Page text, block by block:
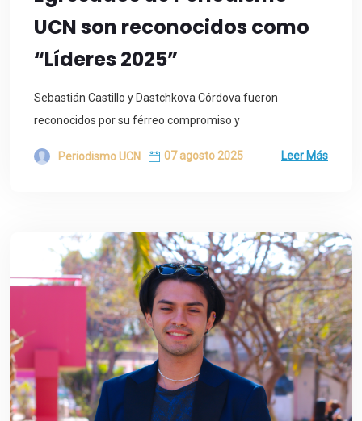
UCN son reconocidos como
“Líderes 2025”
Sebastián Castillo y Dastchkova Córdova fueron
reconocidos por su férreo compromiso y
Periodismo UCN 07 agosto 2025 Leer Más